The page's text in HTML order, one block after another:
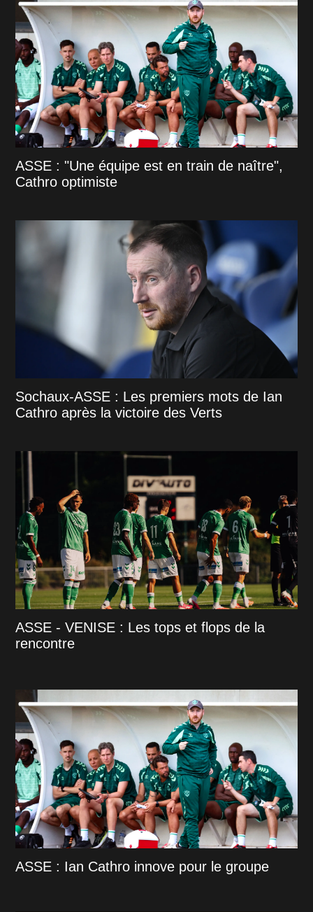
ASSE : "Une équipe est en train de naître",
Cathro optimiste
Sochaux-ASSE : Les premiers mots de Ian
Cathro après la victoire des Verts
ASSE - VENISE : Les tops et flops de la
rencontre
ASSE : Ian Cathro innove pour le groupe